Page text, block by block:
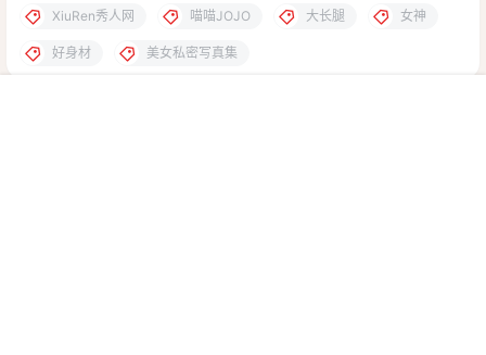
XiuRen秀人网 喵喵JOJO 大长腿 女神
好身材 美女私密写真集